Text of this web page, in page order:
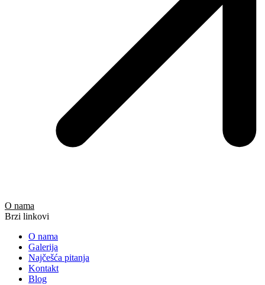
O nama
Brzi linkovi
O nama
Galerija
Najčešća pitanja
Kontakt
Blog